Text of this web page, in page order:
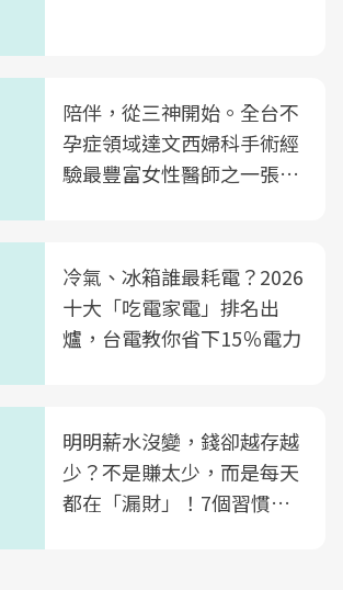
陪伴，從三神開始。全台不
孕症領域達文西婦科手術經
驗最豐富女性醫師之一張永
光田醫院建構360度女性健
康照護生態圈
冷氣、冰箱誰最耗電？2026
十大「吃電家電」排名出
爐，台電教你省下15％電力
明明薪水沒變，錢卻越存越
少？不是賺太少，而是每天
都在「漏財」！7個習慣一